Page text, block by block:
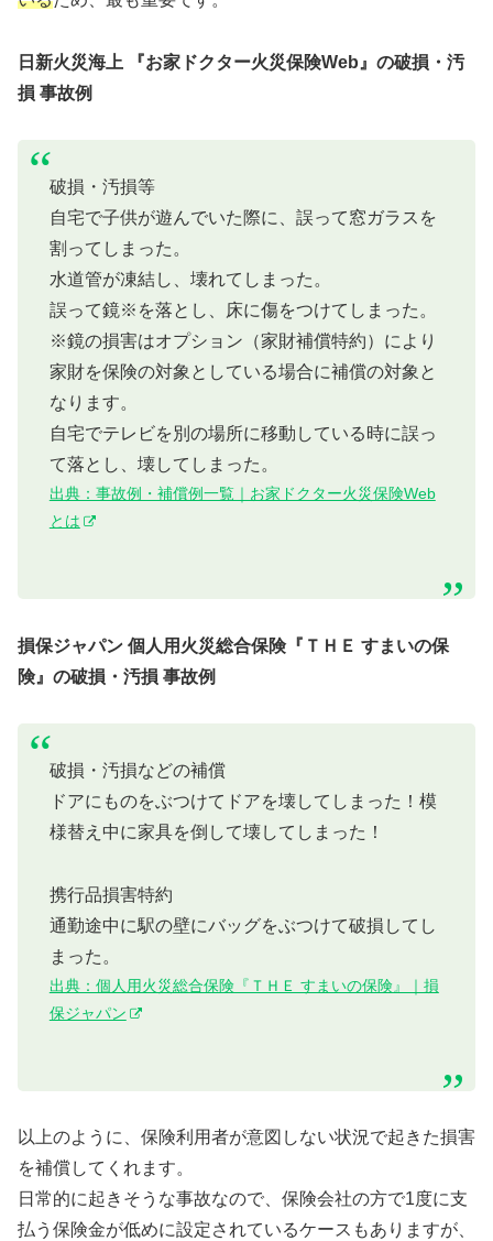
日新火災海上 『お家ドクター火災保険Web』の破損・汚
損 事故例
破損・汚損等
自宅で子供が遊んでいた際に、誤って窓ガラスを
割ってしまった。
水道管が凍結し、壊れてしまった。
誤って鏡※を落とし、床に傷をつけてしまった。
※鏡の損害はオプション（家財補償特約）により
家財を保険の対象としている場合に補償の対象と
なります。
自宅でテレビを別の場所に移動している時に誤っ
て落とし、壊してしまった。
出典：事故例・補償例一覧｜お家ドクター火災保険Web
とは
損保ジャパン 個人用火災総合保険『ＴＨＥ すまいの保
険』の破損・汚損 事故例
破損・汚損などの補償
ドアにものをぶつけてドアを壊してしまった！模
様替え中に家具を倒して壊してしまった！
携⾏品損害特約
通勤途中に駅の壁にバッグをぶつけて破損してし
まった。
出典：個人用火災総合保険『ＴＨＥ すまいの保険』｜損
保ジャパン
以上のように、保険利用者が意図しない状況で起きた損害
を補償してくれます。
日常的に起きそうな事故なので、保険会社の方で1度に支
払う保険金が低めに設定されているケースもありますが、